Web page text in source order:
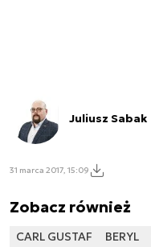
Juliusz Sabak
31 marca 2017, 15:09
Zobacz również
CARL GUSTAF BERYL